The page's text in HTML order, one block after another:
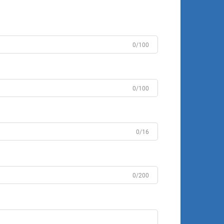
0/100
0/100
0/16
0/200